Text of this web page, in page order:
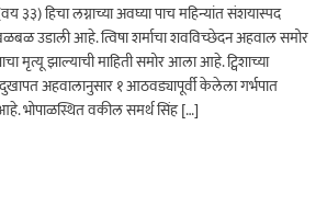
३३) हिचा लग्नाच्या अवघ्या पाच महिन्यांत संशयास्पद
उडाली आहे. त्विषा शर्माचा शवविच्छेदन अहवाल समोर
मृत्यू झाल्याची माहिती समोर आला आहे. ट्विशाच्या
अहवालानुसार १ आठवड्यापूर्वी केलेला गर्भपात
भोपाळस्थित वकील समर्थ सिंह […]